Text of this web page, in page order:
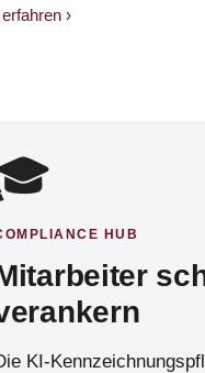
›
HUB
KI-